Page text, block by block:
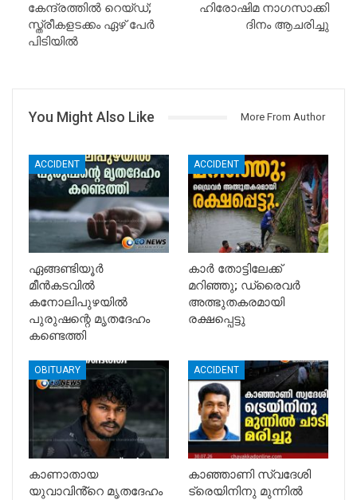
കേന്ദ്രത്തിൽ റെയ്ഡ്;
സ്ത്രീകളടക്കം ഏഴ് പേർ
പിടിയിൽ
ഹിരോഷിമ നാഗസാക്കി
ദിനം ആചരിച്ചു
You Might Also Like More From Author
ACCIDENT
ഏങ്ങണ്ടിയൂർ
മീൻകടവിൽ
കനോലിപുഴയിൽ
പുരുഷന്റെ മൃതദേഹം
കണ്ടെത്തി
ACCIDENT
കാർ തോട്ടിലേക്ക്
മറിഞ്ഞു; ഡ്രൈവർ
അത്ഭുതകരമായി
രക്ഷപ്പെട്ടു
OBITUARY
കാണാതായ
യുവാവിൻ്റെ മൃതദേഹം
ACCIDENT
കാഞ്ഞാണി സ്വദേശി
ട്രെയിനിനു മുന്നില്‍